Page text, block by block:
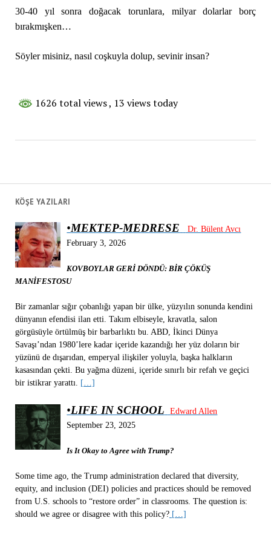
30-40 yıl sonra doğacak torunlara, milyar dolarlar borç
bırakmışken…
Söyler misiniz, nasıl coşkuyla dolup, sevinir insan?
1626 total views, 13 views today
KÖŞE YAZILARI
•MEKTEP-MEDRESE
Dr. Bülent Avcı
February 3, 2026
KOVBOYLAR GERİ DÖNDÜ: BİR ÇÖKÜŞ
MANİFESTOSU
Bir zamanlar sığır çobanlığı yapan bir ülke, yüzyılın sonunda kendini
dünyanın efendisi ilan etti. Takım elbiseyle, kravatla, salon
görgüsüyle örtülmüş bir barbarlıktı bu. ABD, İkinci Dünya
Savaşı’ndan 1980’lere kadar içeride kazandığı her yüz doların bir
yüzünü de dışarıdan, emperyal ilişkiler yoluyla, başka halkların
kasasından çekti. Bu yağma düzeni, içeride sınırlı bir refah ve geçici
bir istikrar yarattı.
[…]
•LIFE IN SCHOOL
Edward Allen
September 23, 2025
Is It Okay to Agree with Trump?
Some time ago, the Trump administration declared that diversity,
equity, and inclusion (DEI) policies and practices should be removed
from U.S. schools to “restore order” in classrooms. The question is:
should we agree or disagree with this policy?[…]